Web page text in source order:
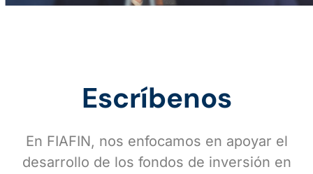
Escríbenos
En FIAFIN, nos enfocamos en apoyar el
desarrollo de los fondos de inversión en